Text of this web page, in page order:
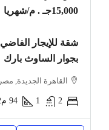
15,000جـ . م /شهريا
بجوار الساوث بارك
القاهرة الجديدة, مصر
2
1
94 م2